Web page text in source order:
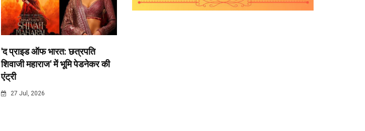
'द प्राइड ऑफ भारत: छत्रपति
शिवाजी महाराज' में भूमि पेडनेकर की
एंट्री
27 Jul, 2026